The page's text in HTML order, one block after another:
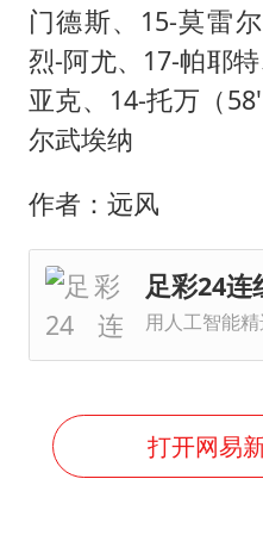
门德斯、15-莫雷
烈-阿尤、17-帕耶
亚克、14-托万（
尔武埃纳
作者：远风
足彩24连
用人工智能
打开网易